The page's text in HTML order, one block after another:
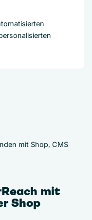
mit
Shop